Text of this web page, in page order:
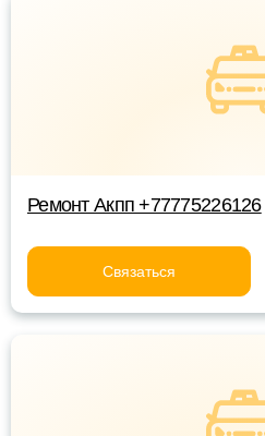
Ремонт Акпп +77775226126
Связаться